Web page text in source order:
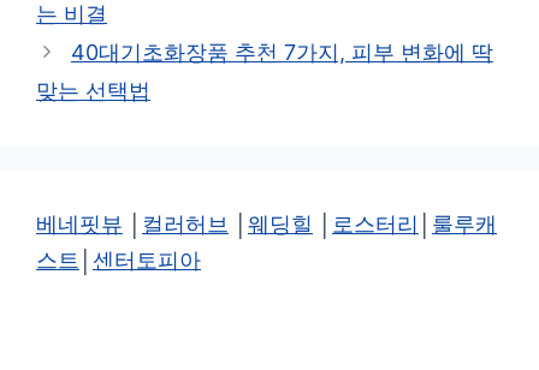
리
는 비결
40대기초화장품 추천 7가지, 피부 변화에 딱
맞는 선택법
베네핏뷰 컬러허브 웨딩힐 로스터리
룰루캐
스트
센터토피아